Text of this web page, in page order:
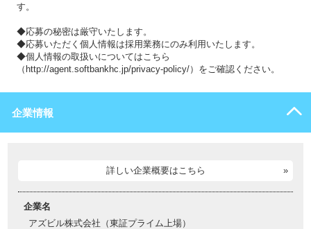
す。
◆応募の秘密は厳守いたします。
◆応募いただく個人情報は採用業務にのみ利用いたします。
◆個人情報の取扱いについてはこちら
（http://agent.softbankhc.jp/privacy-policy/）をご確認ください。
企業情報
詳しい企業概要はこちら
企業名
アズビル株式会社（東証プライム上場）